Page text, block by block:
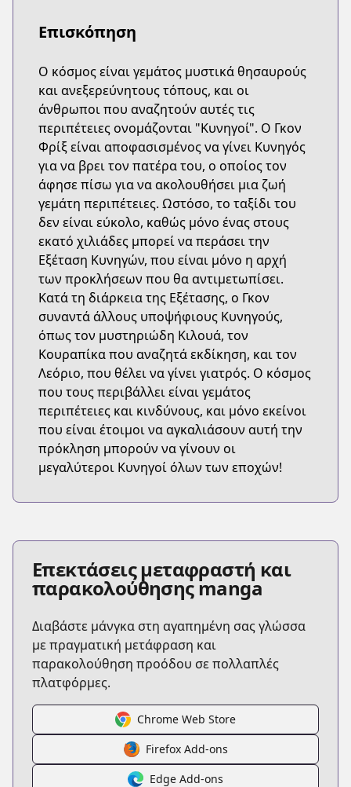
Επισκόπηση
Ο κόσμος είναι γεμάτος μυστικά θησαυρούς
και ανεξερεύνητους τόπους, και οι
άνθρωποι που αναζητούν αυτές τις
περιπέτειες ονομάζονται "Κυνηγοί". Ο Γκον
Φρίξ είναι αποφασισμένος να γίνει Κυνηγός
για να βρει τον πατέρα του, ο οποίος τον
άφησε πίσω για να ακολουθήσει μια ζωή
γεμάτη περιπέτειες. Ωστόσο, το ταξίδι του
δεν είναι εύκολο, καθώς μόνο ένας στους
εκατό χιλιάδες μπορεί να περάσει την
Εξέταση Κυνηγών, που είναι μόνο η αρχή
των προκλήσεων που θα αντιμετωπίσει.
Κατά τη διάρκεια της Εξέτασης, ο Γκον
συναντά άλλους υποψήφιους Κυνηγούς,
όπως τον μυστηριώδη Κιλουά, τον
Κουραπίκα που αναζητά εκδίκηση, και τον
Λεόριο, που θέλει να γίνει γιατρός. Ο κόσμος
που τους περιβάλλει είναι γεμάτος
περιπέτειες και κινδύνους, και μόνο εκείνοι
που είναι έτοιμοι να αγκαλιάσουν αυτή την
πρόκληση μπορούν να γίνουν οι
μεγαλύτεροι Κυνηγοί όλων των εποχών!
Επεκτάσεις μεταφραστή και
παρακολούθησης manga
Διαβάστε μάνγκα στη αγαπημένη σας γλώσσα
με πραγματική μετάφραση και
παρακολούθηση προόδου σε πολλαπλές
πλατφόρμες.
Chrome Web Store
Firefox Add-ons
Edge Add-ons